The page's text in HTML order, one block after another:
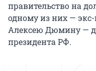
правительство на
одному из них — экс-
Алексею Дюмину —
президента РФ.